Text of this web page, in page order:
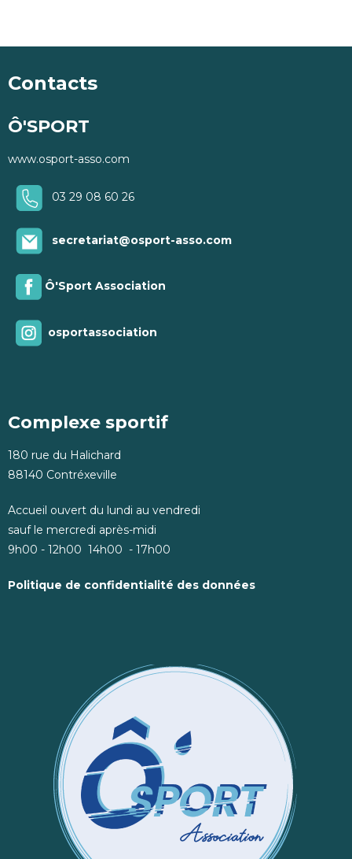
Contacts
Ô'SPORT
www.osport-asso.com
03 29 08 60 26
secretariat@osport-asso.com
Ô'Sport Association
osportassociation
Complexe sportif
180 rue du Halichard
88140 Contréxeville
Accueil ouvert du lundi au vendredi
sauf le mercredi après-midi
9h00 - 12h00 14h00 - 17h00
Politique de confidentialité des données